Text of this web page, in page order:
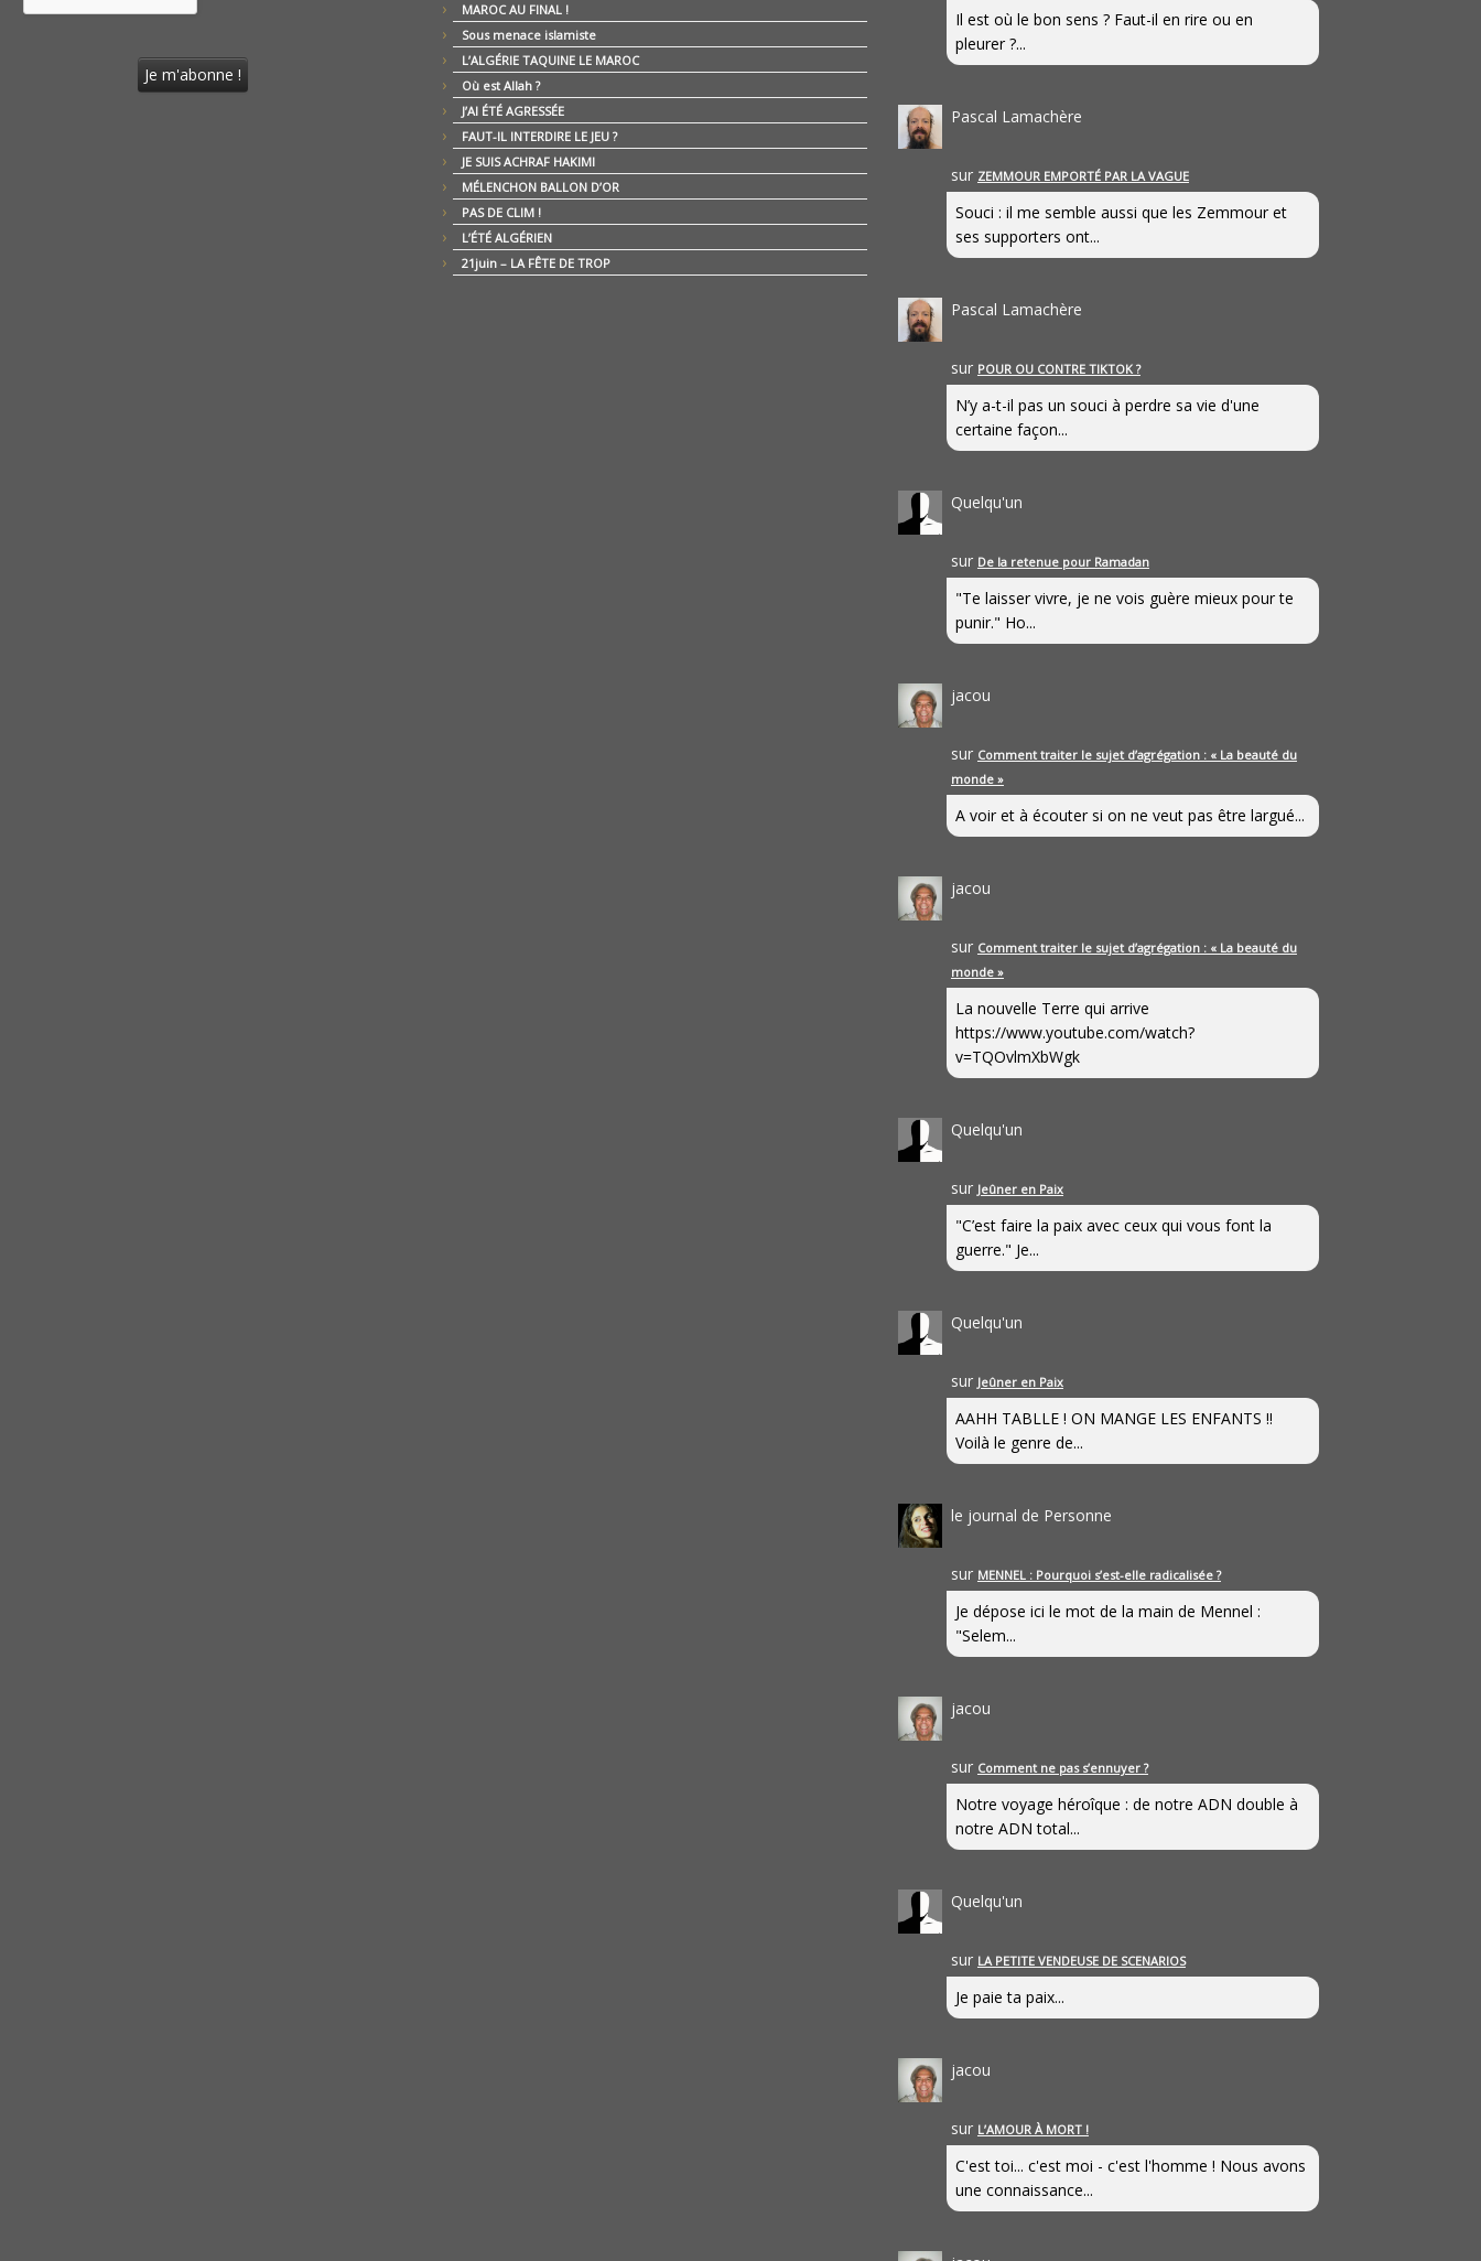
MAROC AU FINAL !
Sous menace islamiste
L’ALGÉRIE TAQUINE LE MAROC
Où est Allah ?
J’AI ÉTÉ AGRESSÉE
FAUT-IL INTERDIRE LE JEU ?
JE SUIS ACHRAF HAKIMI
MÉLENCHON BALLON D’OR
PAS DE CLIM !
L’ÉTÉ ALGÉRIEN
21juin – LA FÊTE DE TROP
Il est où le bon sens ? Faut-il en rire ou en
pleurer ?...
Pascal Lamachère
sur ZEMMOUR EMPORTÉ PAR LA VAGUE
Souci : il me semble aussi que les Zemmour et
ses supporters ont...
Pascal Lamachère
sur POUR OU CONTRE TIKTOK ?
N’y a-t-il pas un souci à perdre sa vie d'une
certaine façon...
Quelqu'un
sur De la retenue pour Ramadan
"Te laisser vivre, je ne vois guère mieux pour te
punir." Ho...
jacou
sur Comment traiter le sujet d’agrégation : « La beauté du
monde »
A voir et à écouter si on ne veut pas être largué...
jacou
sur Comment traiter le sujet d’agrégation : « La beauté du
monde »
La nouvelle Terre qui arrive
https://www.youtube.com/watch?
v=TQOvlmXbWgk
Quelqu'un
sur Jeûner en Paix
"C’est faire la paix avec ceux qui vous font la
guerre." Je...
Quelqu'un
sur Jeûner en Paix
AAHH TABLLE ! ON MANGE LES ENFANTS !!
Voilà le genre de...
le journal de Personne
sur MENNEL : Pourquoi s’est-elle radicalisée ?
Je dépose ici le mot de la main de Mennel :
"Selem...
jacou
sur Comment ne pas s’ennuyer ?
Notre voyage héroîque : de notre ADN double à
notre ADN total...
Quelqu'un
sur LA PETITE VENDEUSE DE SCENARIOS
Je paie ta paix...
jacou
sur L’AMOUR À MORT !
C'est toi... c'est moi - c'est l'homme ! Nous avons
une connaissance...